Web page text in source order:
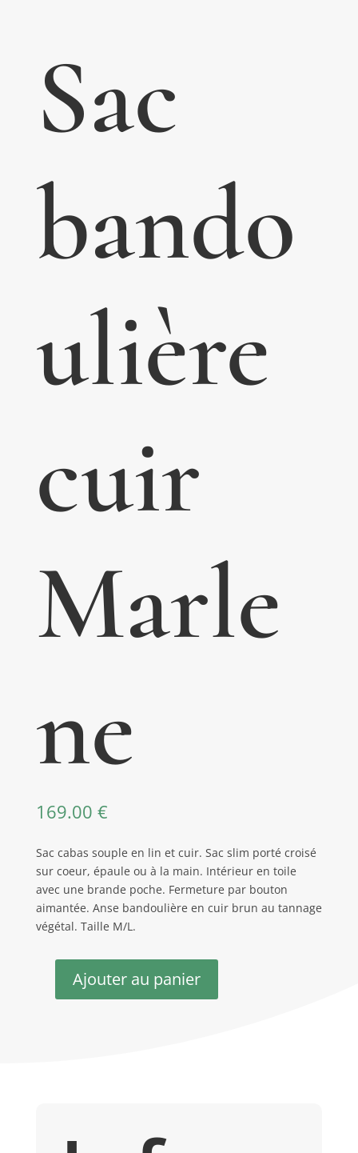
Sac
bando
ulière
cuir
Marle
ne
169.00 €
Sac cabas souple en lin et cuir. Sac slim porté croisé
sur coeur, épaule ou à la main. Intérieur en toile
avec une brande poche. Fermeture par bouton
aimantée. Anse bandoulière en cuir brun au tannage
végétal. Taille M/L.
quantitéAjouter au panier